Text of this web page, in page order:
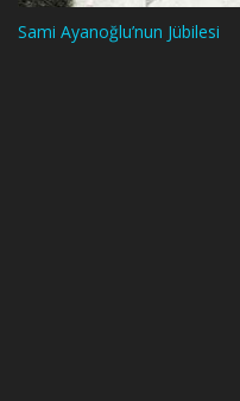
Sami Ayanoğlu’nun Jübilesi